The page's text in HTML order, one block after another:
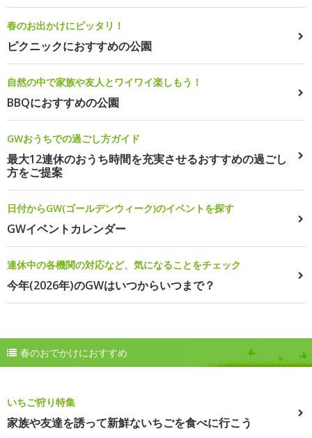
春のお出かけにピッタリ！
ピクニックにおすすめの公園
自然の中で家族や友人とワイワイ楽しもう！
BBQにおすすめの公園
GWおうちでの過ごし方ガイド
最大12連休のおうち時間を充実させるおすすめの過ごし
方をご提案
日付からGW(ゴールデンウィーク)のイベントを探す
GWイベントカレンダー
連休中の各機関の対応など、気になることをチェック
今年(2026年)のGWはいつからいつまで？
春のおでかけにおすすめ
いちご狩り特集
家族や友達を誘って新鮮ないちごを食べに行こう